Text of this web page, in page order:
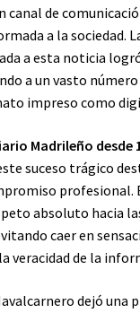
canal de
a la sociedad.
a esta noticia
a un vasto
impreso como
Madrileño desde
suceso trágico
profesional.
absoluto hacia
caer en
veracidad de la
dejó una